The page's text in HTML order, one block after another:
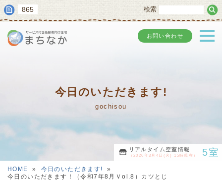
検索
865
お問い合わせ
リアルタイム空室情報
（2026年3月4日(火) 15時現在） 5室
今日のいただきます!
gochisou
HOME » 今日のいただきます!
»
今日のいただきます！（令和7年8月Ｖol.8）カツとじ